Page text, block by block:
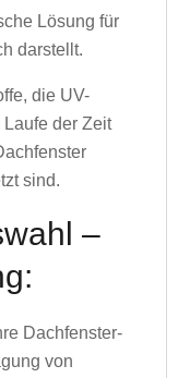
Lösung für
darstellt.
die UV-
der Zeit
sind.
–
Dachfenster-
von